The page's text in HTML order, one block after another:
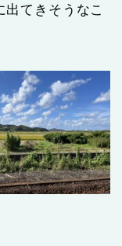
出てきそうなこ